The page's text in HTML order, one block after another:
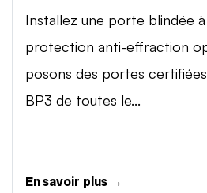
Installez une porte blindée
protection anti-effraction
posons des portes
BP3 de toutes le...
En savoir plus →